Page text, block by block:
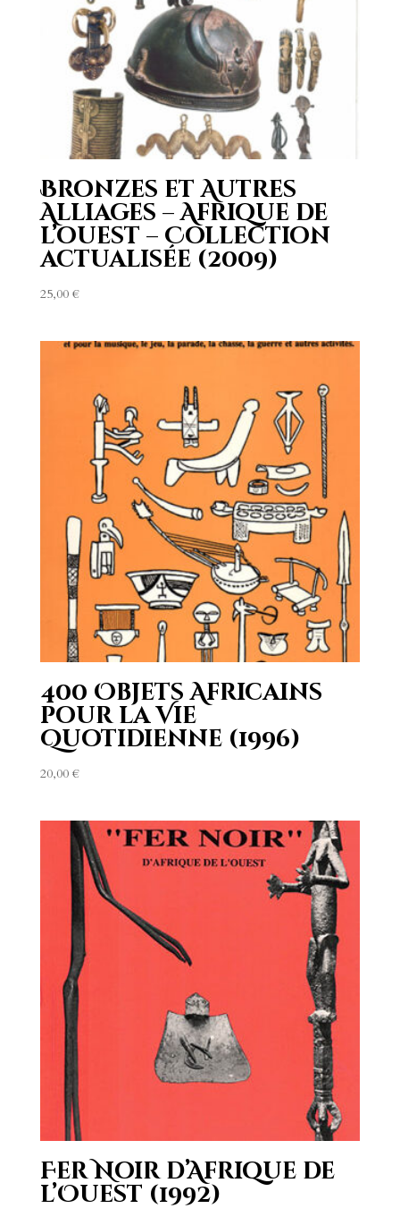
Bronzes et Autres
Alliages – Afrique de
l’ouest – Collection
actualisée (2009)
25,00 €
400 Objets Africains
pour la Vie
Quotidienne (1996)
20,00 €
Fer Noir d’Afrique de
l’Ouest (1992)